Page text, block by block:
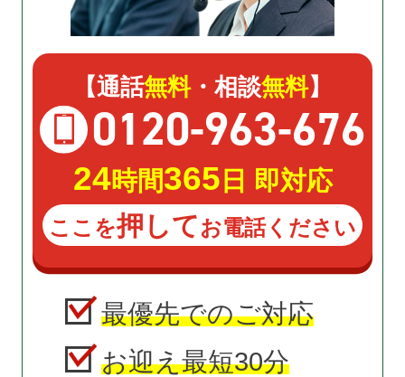
【通話無料・相談無料】
0120-963-676
24時間365 日 即対応
ここを押してお電話ください
最優先でのご対応
お迎え最短30分